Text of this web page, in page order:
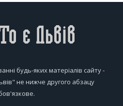
будь-яких матеріалів сайту -
не нижче другого абзацу